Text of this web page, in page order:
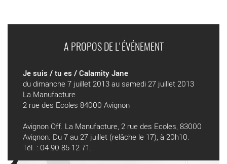
A PROPOS DE L'ÉVÉNEMENT
Je suis / tu es / Calamity Jane
du dimanche 7 juillet 2013 au samedi 27 juillet 2013
La Manufacture
2 rue des Ecoles 84000 Avignon
Avignon Off. La Manufacture, 2 rue des Ecoles, 83000
Avignon. Du 7 au 27 juillet (relâche le 17), à 20h10.
Tél. : 04 90 85 12 71.